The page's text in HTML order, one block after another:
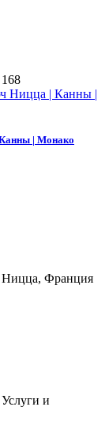
168
| Монако
Ницца, Франция
Услуги и